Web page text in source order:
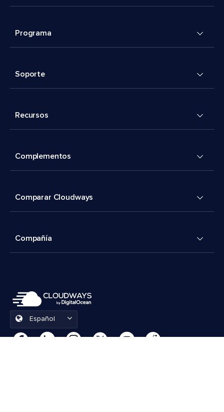
Programa
Soporte
Recursos
Complementos
Comparar Cloudways
Compañía
Español